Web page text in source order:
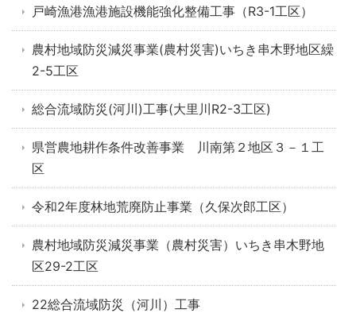
戸崎漁港漁港施設機能強化整備工事（R3-1工区）
農村地域防災減災事業(農村災害)いちき串木野地区繰
2-5工区
総合流域防災(河川)工事(大里川R2-3工区)
県営農地耕作条件改善事業 川南第２地区３－１工
区
令和2年度林地荒廃防止事業（久保次郎工区）
農村地域防災減災事業（農村災害）いちき串木野地
区29-2工区
22総合流域防災（河川）工事